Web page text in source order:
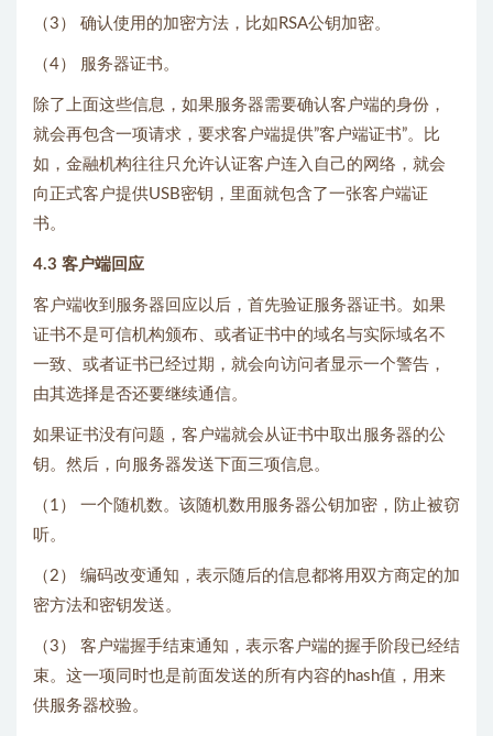
（3） 确认使用的加密方法，比如RSA公钥加密。
（4） 服务器证书。
除了上面这些信息，如果服务器需要确认客户端的身份，
就会再包含一项请求，要求客户端提供”客户端证书”。比
如，金融机构往往只允许认证客户连入自己的网络，就会
向正式客户提供USB密钥，里面就包含了一张客户端证
书。
4.3 客户端回应
客户端收到服务器回应以后，首先验证服务器证书。如果
证书不是可信机构颁布、或者证书中的域名与实际域名不
一致、或者证书已经过期，就会向访问者显示一个警告，
由其选择是否还要继续通信。
如果证书没有问题，客户端就会从证书中取出服务器的公
钥。然后，向服务器发送下面三项信息。
（1） 一个随机数。该随机数用服务器公钥加密，防止被窃
听。
（2） 编码改变通知，表示随后的信息都将用双方商定的加
密方法和密钥发送。
（3） 客户端握手结束通知，表示客户端的握手阶段已经结
束。这一项同时也是前面发送的所有内容的hash值，用来
供服务器校验。